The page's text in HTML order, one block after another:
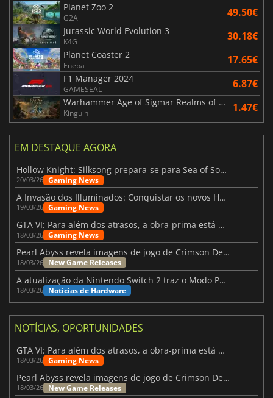
Planet Zoo 2
G2A 49.50€
Jurassic World Evolution 3
K4G 30.18€
Planet Coaster 2
Eneba 17.65€
F1 Manager 2024
GAMESEAL 6.87€
Warhammer Age of Sigmar Realms of Ruin
Kinguin 1.47€
EM DESTAQUE AGORA
Hollow Knight: Silksong prepara-se para Sea of Sorrow com um patch
20/03/26 Gaming News
A Invasão dos Illuminados: Conquistar os novos Helldivers 2 Atualização!
19/03/26 Gaming News
GTA VI: Para além dos atrasos, a obra-prima está quase a chegar
18/03/26 Gaming News
Pearl Abyss revela imagens de jogo de Crimson Desert para a PS5
18/03/26 New Game Releases
A atualização da Nintendo Switch 2 traz o Modo Portátil aos jogos mais antigos da Switch
18/03/26 Notícias de Hardware
NOTÍCIAS, OPORTUNIDADES
GTA VI: Para além dos atrasos, a obra-prima está quase a chegar
18/03/26 Gaming News
Pearl Abyss revela imagens de jogo de Crimson Desert para a PS5
18/03/26 New Game Releases